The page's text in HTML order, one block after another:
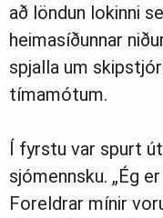
að löndun lokinni
heimasíðunnar
spjalla um
tímamótum.
Í fyrstu var spurt
sjómennsku. „Ég
Foreldrar mínir